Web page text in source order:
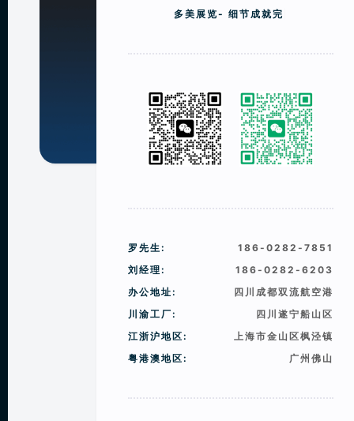
多美展览-细节成就完美，专业铸
罗先生:
186-0282-7851
刘经理:
186-0282-6203
办公地址:
四川成都双流航空港
川渝工厂:
四川遂宁船山区
江浙沪地区:
上海市金山区枫泾镇
粤港澳地区:
广州佛山